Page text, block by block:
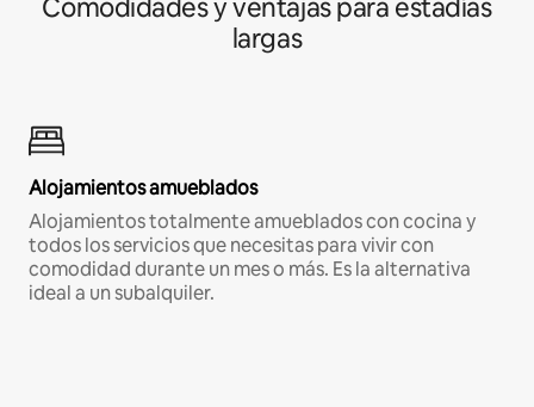
Comodidades y ventajas para estadías
largas
Alojamientos amueblados
Alojamientos totalmente amueblados con cocina y
todos los servicios que necesitas para vivir con
comodidad durante un mes o más. Es la alternativa
ideal a un subalquiler.